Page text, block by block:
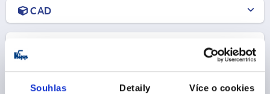
Souhlas Detaily Více o cookies
CAD